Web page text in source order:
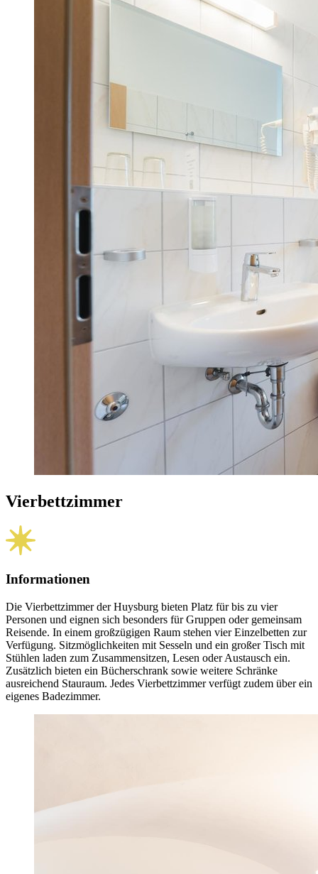
Vierbettzimmer
Informationen
Die Vierbett­zimmer der Huysburg bieten Platz für bis zu vier
Personen und eignen sich besonders für Gruppen oder gemeinsam
Reisende. In einem großzügigen Raum stehen vier Einzel­betten zur
Verfügung. Sitz­möglich­keiten mit Sesseln und ein großer Tisch mit
Stühlen laden zum Zusammen­sitzen, Lesen oder Austausch ein.
Zusätzlich bieten ein Bücher­schrank sowie weitere Schränke
ausreichend Stauraum. Jedes Vier­bett­zimmer verfügt zudem über ein
eigenes Bade­zimmer.